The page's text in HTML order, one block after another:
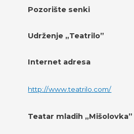
Pozorište senki
Udrženje „Teatrilo”
Internet adresa
http://www.teatrilo.com/
Teatar mladih „Mišolovka”